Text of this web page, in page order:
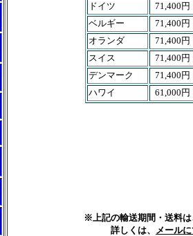
ドイツ
71,400円
ベルギー
71,400円
オランダ
71,400円
スイス
71,400円
デンマーク
71,400円
ハワイ
61,000円
※上記の輸送期間・送料
詳しくは、 メール